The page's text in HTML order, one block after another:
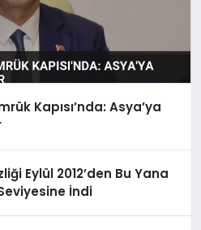
Kapısı’nda: Asya’ya
Eylül 2012’den Bu Yana
İndi